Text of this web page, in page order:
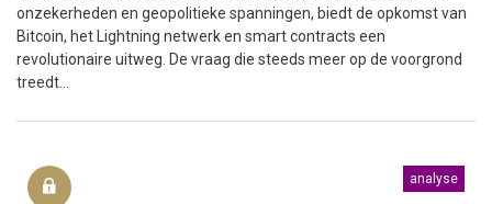
onzekerheden en geopolitieke spanningen, biedt de opkomst van
Bitcoin, het Lightning netwerk en smart contracts een
revolutionaire uitweg. De vraag die steeds meer op de voorgrond
treedt...
analyse